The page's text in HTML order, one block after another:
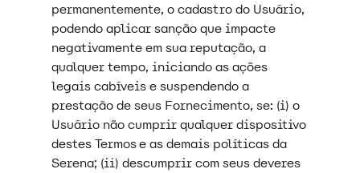
permanentemente, o cadastro do Usuário,
podendo aplicar sanção que impacte
negativamente em sua reputação, a
qualquer tempo, iniciando as ações
legais cabíveis e suspendendo a
prestação de seus Fornecimento, se: (i) o
Usuário não cumprir qualquer dispositivo
destes Termos e as demais políticas da
Serena; (ii) descumprir com seus deveres